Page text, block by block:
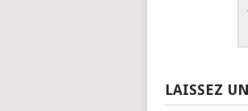
LAISSEZ